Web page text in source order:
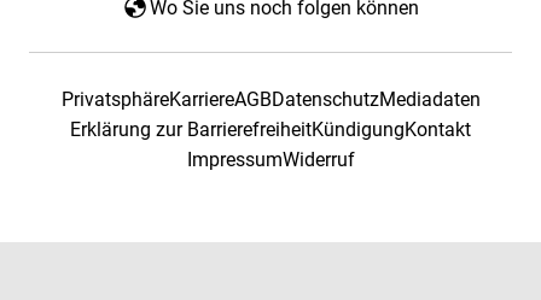
Wo Sie uns noch folgen können
PrivatsphäreKarriereAGBDatenschutzMediadaten
Erklärung zur BarrierefreiheitKündigungKontakt
ImpressumWiderruf